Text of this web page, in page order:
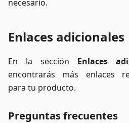
necesario.
Enlaces adicionales
En la sección Enlaces
encontrarás más enlaces
para tu producto.
Preguntas frecuentes